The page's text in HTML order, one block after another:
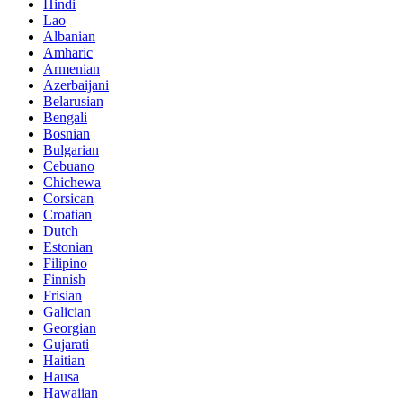
Hindi
Lao
Albanian
Amharic
Armenian
Azerbaijani
Belarusian
Bengali
Bosnian
Bulgarian
Cebuano
Chichewa
Corsican
Croatian
Dutch
Estonian
Filipino
Finnish
Frisian
Galician
Georgian
Gujarati
Haitian
Hausa
Hawaiian